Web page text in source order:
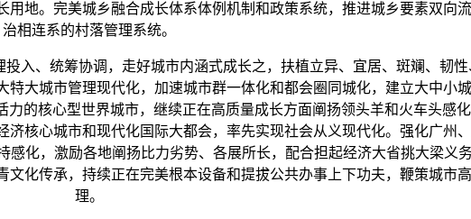
地。完美城乡融合成长体系体例机制和政策系统，推进城乡要素双向
治相连系的村落管理系统。
、统筹协调，走好城市内涵式成长之，扶植立异、宜居、斑斓、韧
大城市管理现代化，加速城市群一体化和都会圈同城化，建立大中小
的核心型世界城市，继续正在高质量成长方面阐扬领头羊和火车头感
核心城市和现代化国际大都会，率先实现社会从义现代化。强化广州
化，激励各地阐扬比力劣势、各展所长，配合担起经济大省挑大梁义
化传承，持续正在完美根本设备和提拔公共办事上下功夫，鞭策城市
理。